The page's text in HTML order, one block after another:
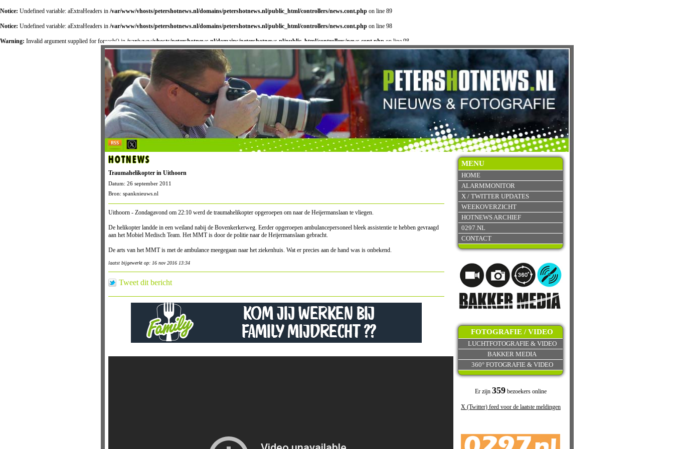
Notice: Undefined variable: aExtraHeaders in /var/www/vhosts/petershotnews.nl/domains/petershotnews.nl/public_html/controllers/news.cont.php on line 89
Notice: Undefined variable: aExtraHeaders in /var/www/vhosts/petershotnews.nl/domains/petershotnews.nl/public_html/controllers/news.cont.php on line 98
Warning: Invalid argument supplied for foreach() in /var/www/vhosts/petershotnews.nl/domains/petershotnews.nl/public_html/controllers/news.cont.php on line 98
MENU
HOME
ALARMMONITOR
X / TWITTER UPDATES
WEEKOVERZICHT
HOTNEWS ARCHIEF
0297.NL
CONTACT
FOTOGRAFIE / VIDEO
LUCHTFOTOGRAFIE & VIDEO
BAKKER MEDIA
360° FOTOGRAFIE & VIDEO
Er zijn 359bezoekers online
X (Twitter) feed voor de laatste meldingen
HOTNEWS
Traumahelikopter in Uithoorn
Datum: 26 september 2011
Bron: spanknieuws.nl
Uithoorn - Zondagavond om 22:10 werd de traumahelikopter opgeroepen om naar de Heijermanslaan te vliegen.
De helikopter landde in een weiland nabij de Bovenkerkerweg. Eerder opgeroepen ambulancepersoneel bleek assistentie te hebben gevraagd
aan het Mobiel Medisch Team. Het MMT is door de politie naar de Heijermanslaan gebracht.
De arts van het MMT is met de ambulance meegegaan naar het ziekenhuis. Wat er precies aan de hand was is onbekend.
laatst bijgewerkt op: 16 nov 2016 13:34
Tweet dit bericht